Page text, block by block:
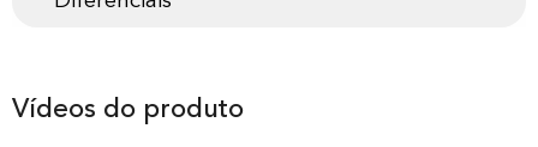
Vídeos do produto